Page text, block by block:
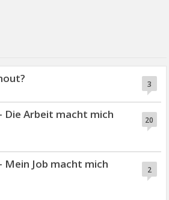
3
20
Die Arbeit macht mich
2
Mein Job macht mich